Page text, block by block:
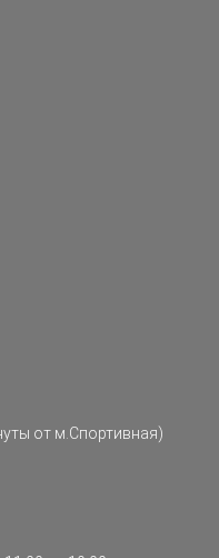
от м.Спортивная)